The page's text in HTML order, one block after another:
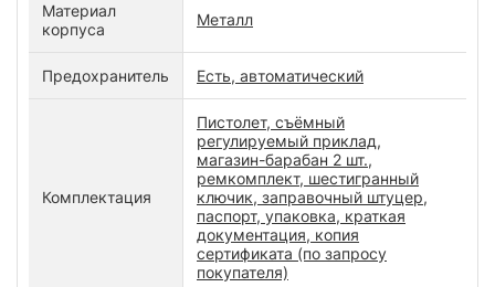
Материал
корпуса
Металл
Предохранитель Есть, автоматический
Комплектация
Пистолет, съёмный
регулируемый приклад,
магазин-барабан 2 шт.,
ремкомплект, шестигранный
ключик, заправочный штуцер,
паспорт, упаковка, краткая
документация, копия
сертификата (по запросу
покупателя)